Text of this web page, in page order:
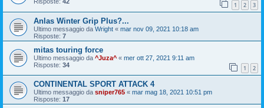
1 2 3
Anlas Winter Grip Plus?...
Ultimo messaggio da Wright « mar nov 09, 2021 10:18 am
Risposte: 7
mitas touring force
Ultimo messaggio da ^Juza^ « mer ott 27, 2021 9:11 am
Risposte: 34 1 2
CONTINENTAL SPORT ATTACK 4
Ultimo messaggio da sniper765 « mar mag 18, 2021 10:51 pm
Risposte: 17